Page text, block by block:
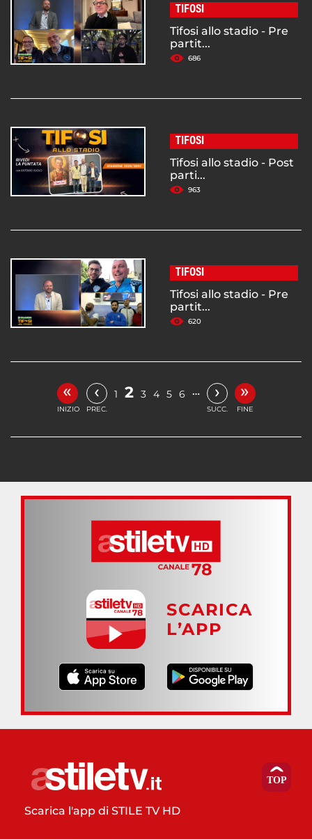
TIFOSI
Tifosi allo stadio - Pre
partit...
686
TIFOSI
Tifosi allo stadio - Post
parti...
963
TIFOSI
Tifosi allo stadio - Pre
partit...
620
«
INIZIO
‹
PREC.
1 2 3 4 5 6 … ›
SUCC.
»
FINE
SCARICA
L’APP
Scarica l'app di STILE TV HD